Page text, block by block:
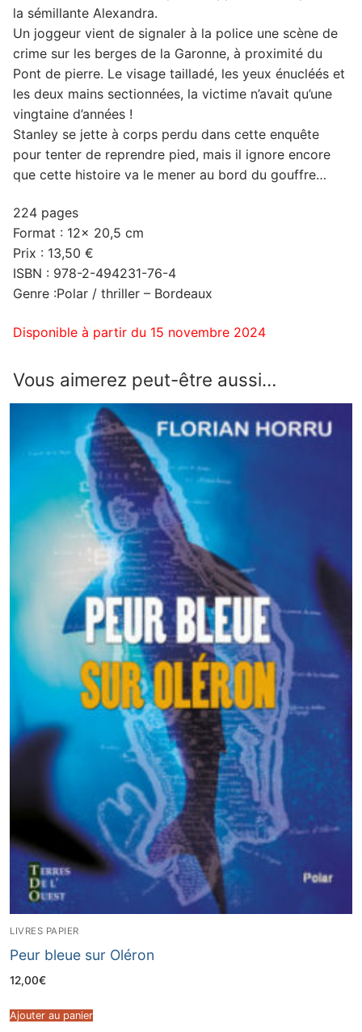
la sémillante Alexandra.
Un joggeur vient de signaler à la police une scène de
crime sur les berges de la Garonne, à proximité du
Pont de pierre. Le visage tailladé, les yeux énucléés et
les deux mains sectionnées, la victime n’avait qu’une
vingtaine d’années !
Stanley se jette à corps perdu dans cette enquête
pour tenter de reprendre pied, mais il ignore encore
que cette histoire va le mener au bord du gouffre…
224 pages
Format : 12× 20,5 cm
Prix : 13,50 €
ISBN : 978-2-494231-76-4
Genre :Polar / thriller – Bordeaux
Disponible à partir du 15 novembre 2024
Vous aimerez peut-être aussi…
LIVRES PAPIER
Peur bleue sur Oléron
12,00€
Ajouter au panier